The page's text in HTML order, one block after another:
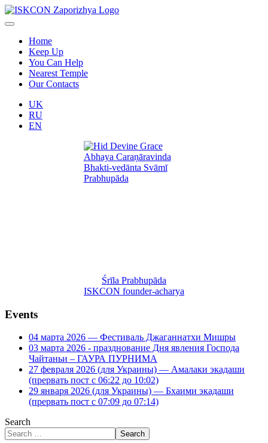
Home
Keep Up
You Can Help
Nearest Temple
Our Contacts
UK
RU
EN
Śrīla Prabhupāda
ISKCON founder-acharya
Events
04 марта 2026 — Фестиваль Джаганнатхи Мишры
03 марта 2026 - празднование Дня явления Господа
Чайтаньи – ГАУРА ПУРНИМА
27 февраля 2026 (для Украины) — Амалаки экадаши
(прервать пост с 06:22 до 10:02)
29 января 2026 (для Украины) — Бхаими экадаши
(прервать пост с 07:09 до 07:14)
Search
Search